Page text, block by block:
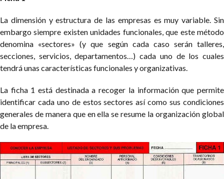
La dimensión y estructura de las empresas es muy variable. Sin
embargo siempre existen unidades funcionales, que este método
denomina «sectores» (y que según cada caso serán talleres,
secciones, servicios, departamentos…) cada uno de los cuales
tendrá unas características funcionales y organizativas.
La ficha 1 está destinada a recoger la información que permite
identificar cada uno de estos sectores así como sus condiciones
generales de manera que en ella se resume la organización global
de la empresa.